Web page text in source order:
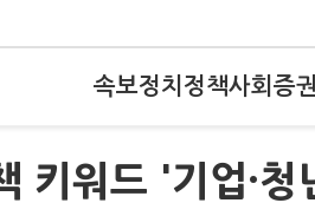
속보정치 정책사회 증권
키워드 '기업·청